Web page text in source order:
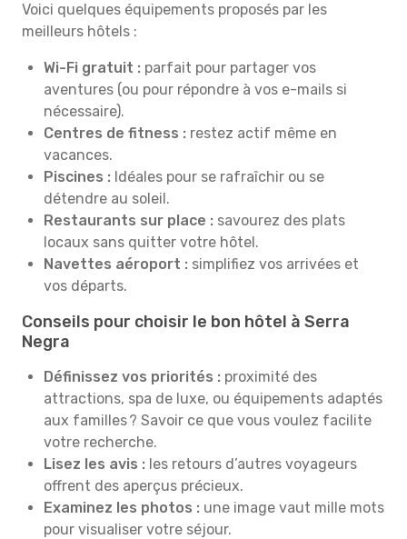
Voici quelques équipements proposés par les
meilleurs hôtels :
Wi-Fi gratuit : parfait pour partager vos
aventures (ou pour répondre à vos e-mails si
nécessaire).
Centres de fitness : restez actif même en
vacances.
Piscines : Idéales pour se rafraîchir ou se
détendre au soleil.
Restaurants sur place : savourez des plats
locaux sans quitter votre hôtel.
Navettes aéroport : simplifiez vos arrivées et
vos départs.
Conseils pour choisir le bon hôtel à Serra
Negra
Définissez vos priorités : proximité des
attractions, spa de luxe, ou équipements adaptés
aux familles ? Savoir ce que vous voulez facilite
votre recherche.
Lisez les avis : les retours d’autres voyageurs
offrent des aperçus précieux.
Examinez les photos : une image vaut mille mots
pour visualiser votre séjour.